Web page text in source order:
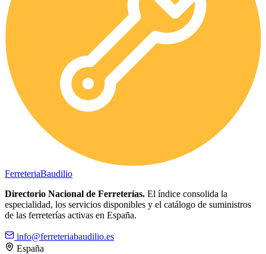
FerreteriaBaudilio
Directorio Nacional de Ferreterías. El índice consolida la
especialidad, los servicios disponibles y el catálogo de suministros
de las ferreterías activas en España.
info@ferreteriabaudilio.es
España